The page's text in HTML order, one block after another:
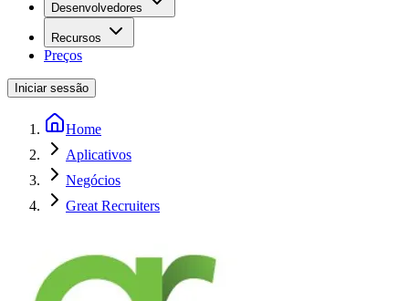
Desenvolvedores
Recursos
Preços
Iniciar sessão
Home
Aplicativos
Negócios
Great Recruiters